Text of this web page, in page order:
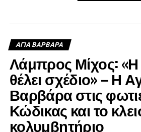
ΑΓΙΑ ΒΑΡΒΑΡΑ
Λάμπρος Μίχος:
θέλει σχέδιο» – Η
Βαρβάρα στις
Κώδικας και το
κολυμβητήριο